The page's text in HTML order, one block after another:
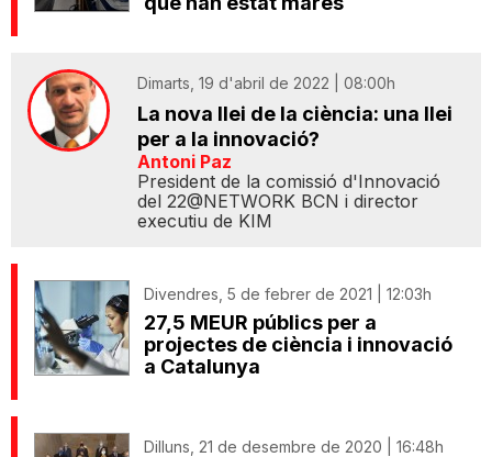
Dimarts, 19 d'abril de 2022 | 08:00h
La nova llei de la ciència: una llei
per a la innovació?
Antoni Paz
President de la comissió d'Innovació
del 22@NETWORK BCN i director
executiu de KIM
Divendres, 5 de febrer de 2021 | 12:03h
27,5 MEUR públics per a
projectes de ciència i innovació
a Catalunya
Dilluns, 21 de desembre de 2020 | 16:48h